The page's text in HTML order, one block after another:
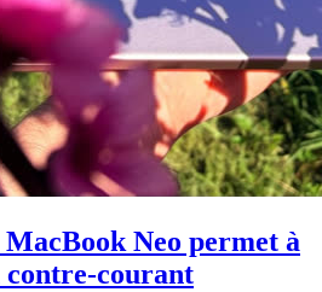
MacBook Neo permet à
contre-courant